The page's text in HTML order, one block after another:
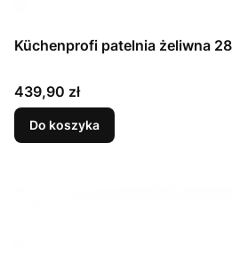
Küchenprofi patelnia żeliwna
Cena
439,90 zł
Do koszyka